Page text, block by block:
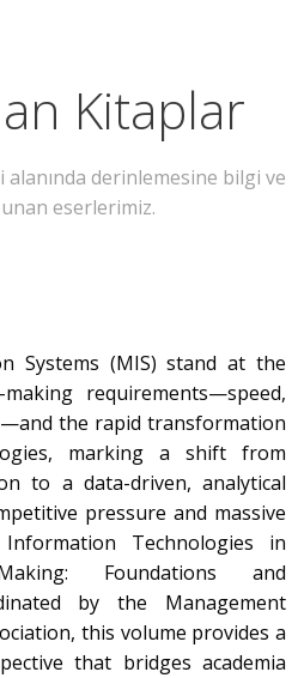
Kitaplar
derinlemesine bilgi ve
eserlerimiz.
Systems (MIS) stand at the
requirements—speed,
the rapid transformation
marking a shift from
to a data-driven, analytical
pressure and massive
Technologies in
Foundations and
by the Management
this volume provides a
that bridges academia